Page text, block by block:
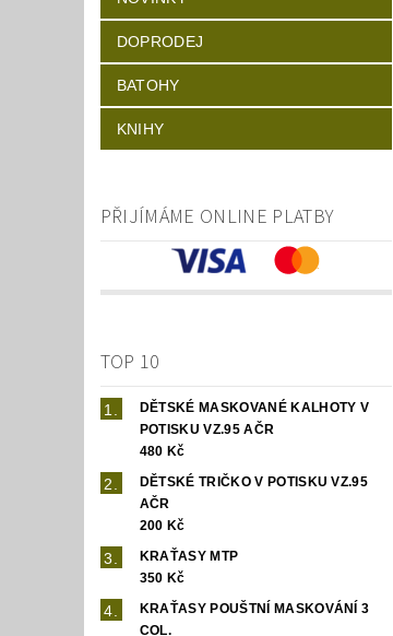
DOPRODEJ
BATOHY
KNIHY
PŘIJÍMÁME ONLINE PLATBY
TOP 10
DĚTSKÉ MASKOVANÉ KALHOTY V
POTISKU VZ.95 AČR
480 Kč
DĚTSKÉ TRIČKO V POTISKU VZ.95
AČR
200 Kč
KRAŤASY MTP
350 Kč
KRAŤASY POUŠTNÍ MASKOVÁNÍ 3
COL.